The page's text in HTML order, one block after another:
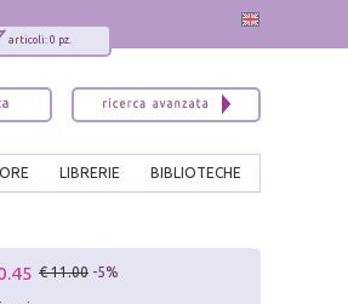
articoli: 0 pz.
BIBLIOTECHE
LIBRERIE
€ 11.00 -5%
x
libri?